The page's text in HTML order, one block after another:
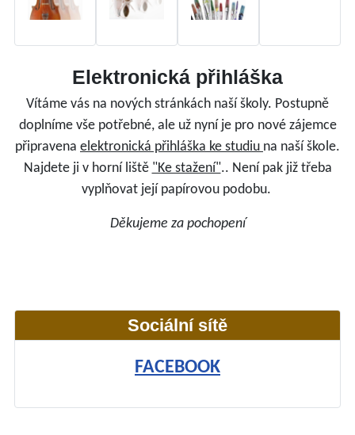
Elektronická přihláška
Vítáme vás na nových stránkách naší školy. Postupně
doplníme vše potřebné, ale už nyní je pro nové zájemce
připravena elektronická přihláška ke studiu na naší škole.
Najdete ji v horní liště "Ke stažení".. Není pak již třeba
vyplňovat její papírovou podobu.
Děkujeme za pochopení
Sociální sítě
FACEBOOK